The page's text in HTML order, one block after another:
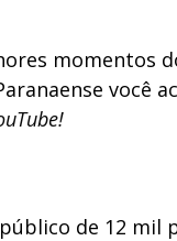
momentos
você
!
de 12 mil